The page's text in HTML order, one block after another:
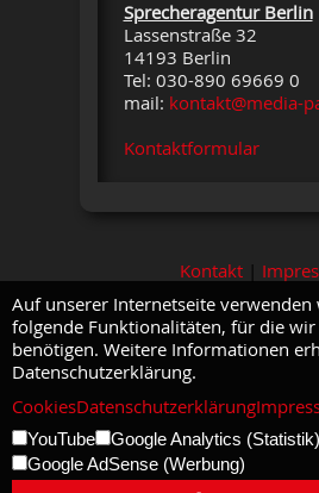
Sprecheragentur Berlin
Lassenstraße 32
14193 Berlin
Tel: 030-890 69669 0
mail: kontakt@media-
Kontaktformular
Kontakt|
Auf unserer Internetseite verwenden
folgende Funktionalitäten, für die
benötigen. Weitere Informationen
Datenschutzerklärung.
CookiesDatenschutzerklärung
YouTube
Google Analytics (Statistik)
Google AdSense (Werbung)